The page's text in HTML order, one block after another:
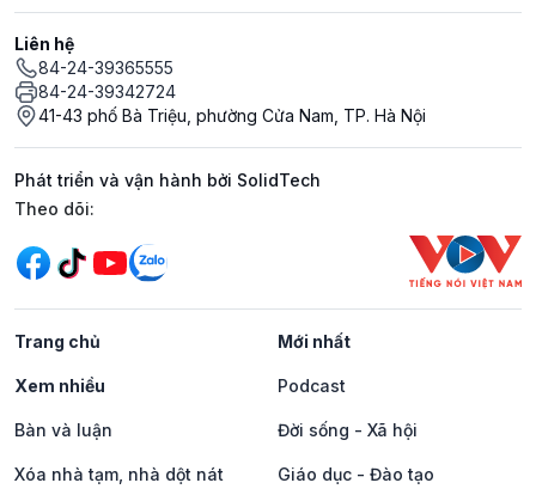
Liên hệ
84-24-39365555
84-24-39342724
41-43 phố Bà Triệu, phường Cửa Nam, TP. Hà Nội
Phát triển và vận hành bởi SolidTech
Mạng xã hội
Theo dõi:
Trang chủ Mới nhất
Xem nhiều Podcast
Bàn và luận Đời sống - Xã hội
Xóa nhà tạm, nhà dột nát Giáo dục - Đào tạo